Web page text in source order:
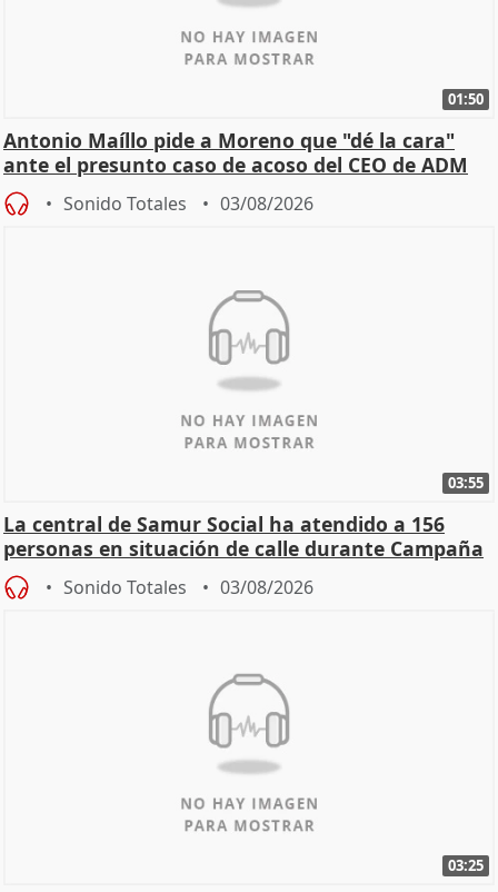
01:50
Antonio Maíllo pide a Moreno que "dé la cara"
ante el presunto caso de acoso del CEO de ADM
Sonido Totales 03/08/2026
03:55
La central de Samur Social ha atendido a 156
personas en situación de calle durante Campaña
de Calor
Sonido Totales 03/08/2026
03:25